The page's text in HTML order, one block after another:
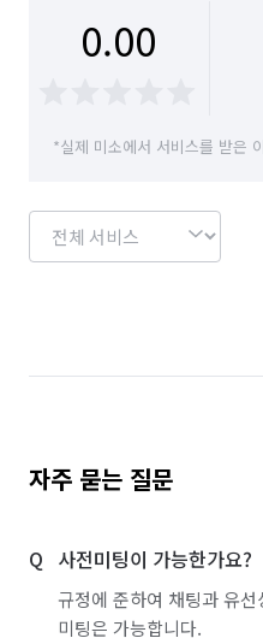
0.00
*실제 미소에서 서비스를 받은
자주 묻는 질문
사전미팅이 가능한가요?
규정에 준하여 채팅과 유
미팅은 가능합니다.